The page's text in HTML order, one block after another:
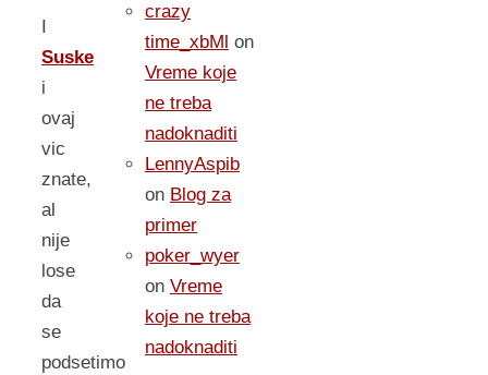
I
Suske
i
ovaj
vic
znate,
al
nije
lose
da
se
podsetimo
crazy
time_xbMl on
Vreme koje
ne treba
nadoknaditi
LennyAspib
on Blog za
primer
poker_wyer
on Vreme
koje ne treba
nadoknaditi